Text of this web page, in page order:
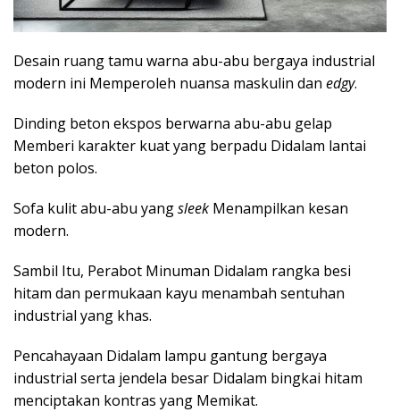
Desain ruang tamu warna abu-abu bergaya industrial
modern ini Memperoleh nuansa maskulin dan edgy.
Dinding beton ekspos berwarna abu-abu gelap
Memberi karakter kuat yang berpadu Didalam lantai
beton polos.
Sofa kulit abu-abu yangsleek Menampilkan kesan
modern.
Sambil Itu, Perabot Minuman Didalam rangka besi
hitam dan permukaan kayu menambah sentuhan
industrial yang khas.
Pencahayaan Didalam lampu gantung bergaya
industrial serta jendela besar Didalam bingkai hitam
menciptakan kontras yang Memikat.